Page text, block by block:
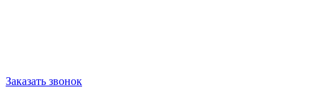
Заказать звонок